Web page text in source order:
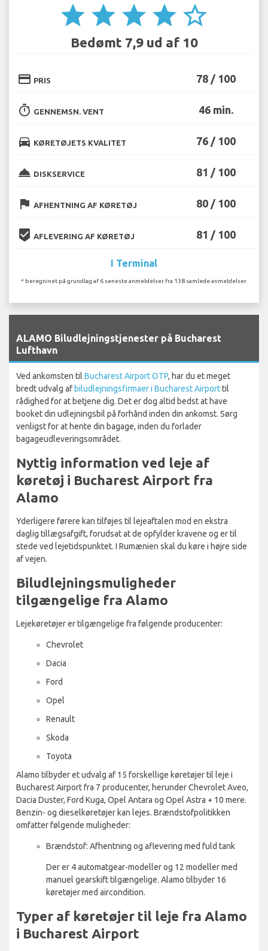
star star star star star_border
Bedømt 7,9 ud af 10
credit_card PRIS 78 / 100
timer GENNEMSN. VENT 46 min.
directions_car KØRETØJETS KVALITET 76 / 100
room_service DISKSERVICE 81 / 100
flag AFHENTNING AF KØRETØJ 80 / 100
beenhere AFLEVERING AF KØRETØJ 81 / 100
I Terminal
* beregninet på grundlag af 6 seneste anmeldelser fra 138 samlede anmeldelser.
ALAMO Biludlejningstjenester på Bucharest
Lufthavn
Ved ankomsten til Bucharest Airport OTP, har du et meget
bredt udvalg afbiludlejningsfirmaer i Bucharest Airporttil
rådighed for at betjene dig. Det er dog altid bedst at have
booket din udlejningsbil på forhånd inden din ankomst. Sørg
venligst for at hente din bagage, inden du forlader
bagageudleveringsområdet.
Nyttig information ved leje af
køretøj i Bucharest Airport fra
Alamo
Yderligere førere kan tilføjes til lejeaftalen mod en ekstra
daglig tillægsafgift, forudsat at de opfylder kravene og er til
stede ved lejetidspunktet. I Rumænien skal du køre i højre side
af vejen.
Biludlejningsmuligheder
tilgængelige fra Alamo
Lejekøretøjer er tilgængelige fra følgende producenter:
Chevrolet
Dacia
Ford
Opel
Renault
Skoda
Toyota
Alamo tilbyder et udvalg af 15 forskellige køretøjer til leje i
Bucharest Airport fra 7 producenter, herunder Chevrolet Aveo,
Dacia Duster, Ford Kuga, Opel Antara og Opel Astra + 10 mere.
Benzin- og dieselkøretøjer kan lejes. Brændstofpolitikken
omfatter følgende muligheder:
Brændstof: Afhentning og aflevering med fuld tank
Der er 4 automatgear-modeller og 12 modeller med
manuel gearskift tilgængelige. Alamo tilbyder 16
køretøjer med aircondition.
Typer af køretøjer til leje fra Alamo
i Bucharest Airport